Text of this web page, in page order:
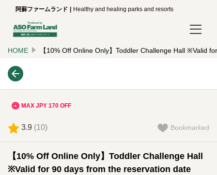
阿蘇ファームランド Healthy and healing parks and resorts
Login/Reservations
Language
한국어
简体中文
HOME 【10% Off Online Only】Toddler Challenge Hall ※Valid
【10% Off Online Only】Toddler Challenge Hall
※Valid for 90 days from the reservation date
MAX JPY 170 OFF
3.9 (10) Bookmarked